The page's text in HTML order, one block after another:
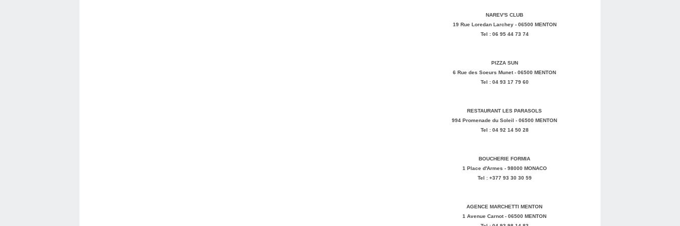
NAREV'S CLUB
19 Rue Loredan Larchey - 06500 MENTON
Tel : 06 95 44 73 74
PIZZA SUN
6 Rue des Soeurs Munet - 06500 MENTON
Tel : 04 93 17 79 60
RESTAURANT LES PARASOLS
994 Promenade du Soleil - 06500 MENTON
Tel : 04 92 14 50 28
BOUCHERIE FORMIA
1 Place d'Armes - 98000 MONACO
Tel : +377 93 30 30 59
AGENCE MARCHETTI MENTON
1 Avenue Carnot - 06500 MENTON